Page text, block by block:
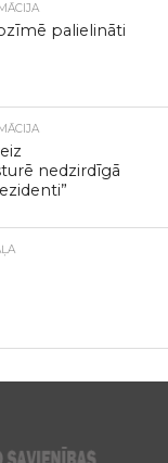
palielināti
nedzirdīgā